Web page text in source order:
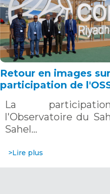
Retour en images
participation de
2024 à Riyad, en
Saoudite
La
l'Observatoire du
Sahel…
>Lire plus